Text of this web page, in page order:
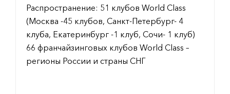
Распространение: 51 клубов World Class
(Москва -45 клубов, Санкт-Петербург- 4
клуба, Екатеринбург -1 клуб, Сочи- 1 клуб)
66 франчайзинговых клубов World Class –
регионы России и страны СНГ